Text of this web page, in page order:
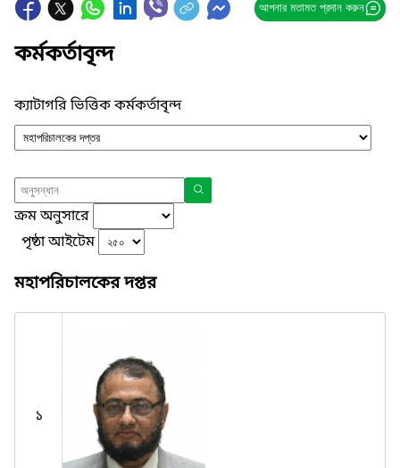
আপনার মতামত প্রদান করুন
কর্মকর্তাবৃন্দ
ক্যাটাগরি ভিত্তিক কর্মকর্তাবৃন্দ
ক্রম অনুসারে
পৃষ্ঠা আইটেম
মহাপরিচালকের দপ্তর
১